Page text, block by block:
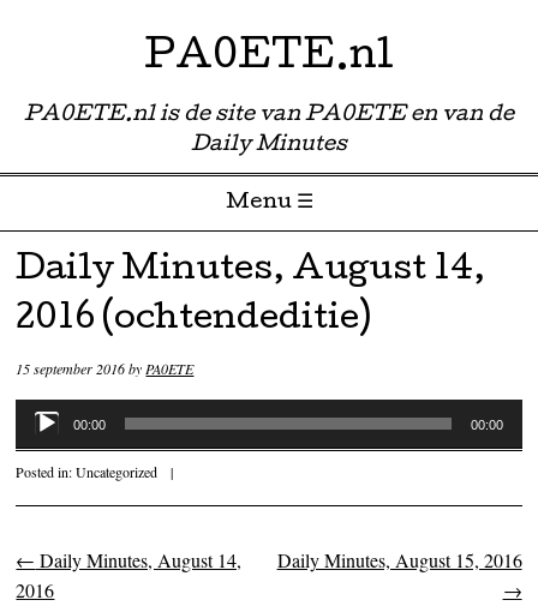
PA0ETE.nl
PA0ETE.nl is de site van PA0ETE en van de
Daily Minutes
Menu ☰
Skip to content
Daily Minutes, August 14,
2016 (ochtendeditie)
15 september 2016byPA0ETE
Audiospeler
00:00 00:00
Posted in:Uncategorized |
Post navigation
← Daily Minutes, August 14,
2016
Daily Minutes, August 15, 2016
→